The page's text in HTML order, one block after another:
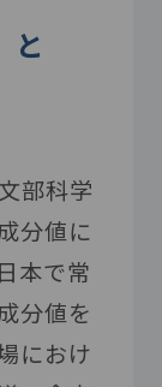
と
部科学
分値に
本で常
分値を
におけ